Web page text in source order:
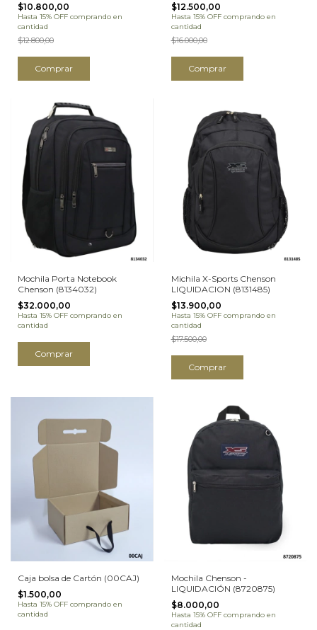
$10.800,00
Hasta 15% OFF comprando en
cantidad
$12.800,00
Comprar
$12.500,00
Hasta 15% OFF comprando en
cantidad
$16.000,00
Comprar
Mochila Porta Notebook
Chenson (8134032)
$32.000,00
Hasta 15% OFF comprando en
cantidad
Comprar
Michila X-Sports Chenson
LIQUIDACION (8131485)
$13.900,00
Hasta 15% OFF comprando en
cantidad
$17.500,00
Comprar
Caja bolsa de Cartón (00CAJ)
$1.500,00
Hasta 15% OFF comprando en
cantidad
Mochila Chenson -
LIQUIDACIÓN (8720875)
$8.000,00
Hasta 15% OFF comprando en
cantidad